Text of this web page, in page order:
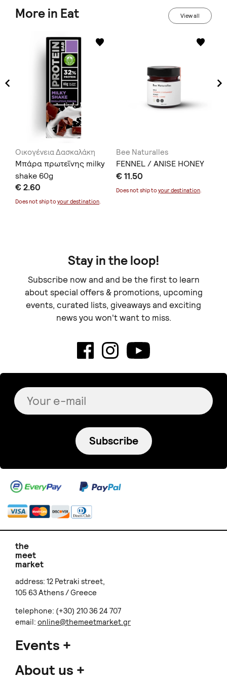
More in Eat View all
Οικογένεια Δασκαλάκη
Μπάρα πρωτεΐνης milky
shake 60g
€ 2.60
Does not ship to your destination.
Bee Naturalles
FENNEL / ANISE HONEY
€ 11.50
Does not ship to your destination.
Stay in the loop!
Subscribe now and and be the first to learn
about special offers & promotions, upcoming
events, curated lists, giveaways and exciting
news you won't want to miss.
Subscribe
the
meet
market
address: 12 Petraki street,
105 63 Athens / Greece
telephone: (+30) 210 36 24 707
email: online@themeetmarket.gr
Events
About us